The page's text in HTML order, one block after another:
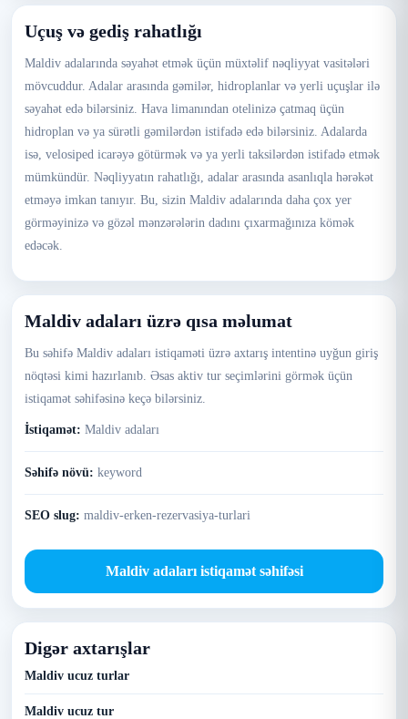
Uçuş və gediş rahatlığı
Maldiv adalarında səyahət etmək üçün müxtəlif nəqliyyat vasitələri
mövcuddur. Adalar arasında gəmilər, hidroplanlar və yerli uçuşlar ilə
səyahət edə bilərsiniz. Hava limanından otelinizə çatmaq üçün
hidroplan və ya sürətli gəmilərdən istifadə edə bilərsiniz. Adalarda
isə, velosiped icarəyə götürmək və ya yerli taksilərdən istifadə etmək
mümkündür. Nəqliyyatın rahatlığı, adalar arasında asanlıqla hərəkət
etməyə imkan tanıyır. Bu, sizin Maldiv adalarında daha çox yer
görməyinizə və gözəl mənzərələrin dadını çıxarmağınıza kömək
edəcək.
Maldiv adaları üzrə qısa məlumat
Bu səhifə Maldiv adaları istiqaməti üzrə axtarış intentinə uyğun giriş
nöqtəsi kimi hazırlanıb. Əsas aktiv tur seçimlərini görmək üçün
istiqamət səhifəsinə keçə bilərsiniz.
İstiqamət: Maldiv adaları
Səhifə növü: keyword
SEO slug: maldiv-erken-rezervasiya-turlari
Maldiv adaları istiqamət səhifəsi
Digər axtarışlar
Maldiv ucuz turlar
Maldiv ucuz tur